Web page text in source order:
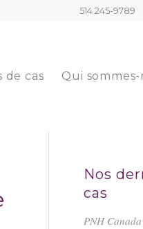
514 245-9789
de cas Qui
Nos
cas
PNH